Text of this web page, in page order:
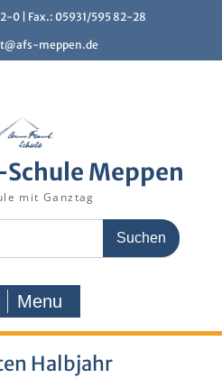
0 | Fax.: 05931/595 82-28
meppen.de
Meppen
mit Ganztag
Menu
Halbjahr